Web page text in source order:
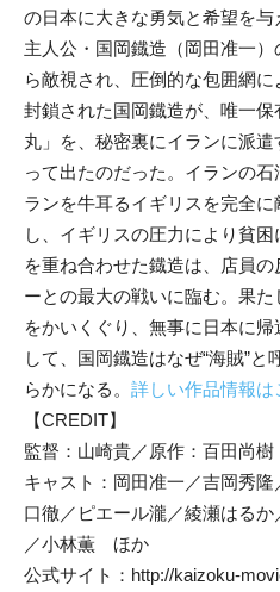
の日本に大きな勇気と希望を与
主人公・国岡鐡造（岡田准一
ら敵視され、圧倒的な包囲網
封鎖された国岡鐡造が、唯一
丸」を、秘密裏にイランに派遣
って出たのだった。イランの
ランを牛耳るイギリスを完全
し、イギリスの圧力により貧
を重ね合わせた鐡造は、店員
ーとの最大の戦いに臨む。果
をかいくぐり、無事に日本に
して、国岡鐡造はなぜ“海賊”
らかになる。 詳しい作品情報は
【CREDIT】
監督：山崎貴／原作：百田尚樹
キャスト：岡田准一／吉岡秀
口徹／ピエール瀧／綾瀬はる
／小林薫 ほか
公式サイト：http://kaizoku-